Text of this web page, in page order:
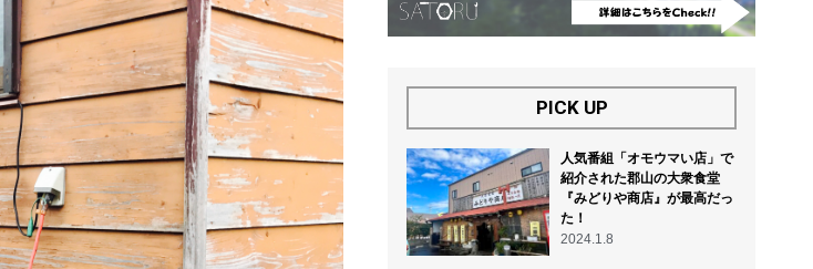
PICK UP
人気番組「オモウマい店」で
紹介された郡山の大衆食堂
『みどりや商店』が最高だっ
た！
2024.1.8